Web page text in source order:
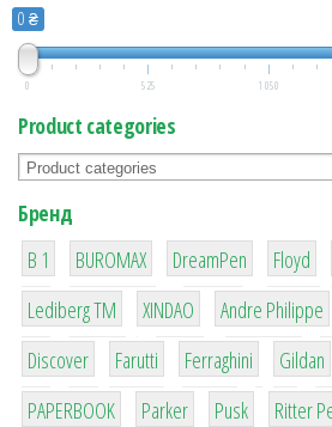
0 ₴
0 525 1 050
Product categories
Бренд
B 1
1
BUROMAX
1
DreamPen
2
Floyd
3
Lediberg ТМ
3
XINDAO
1
Andre Philippe
64
Discover
299
Farutti
4
Ferraghini
42
Gildan
8
PAPERBOOK
6
Parker
2
Pusk
22
Ritter